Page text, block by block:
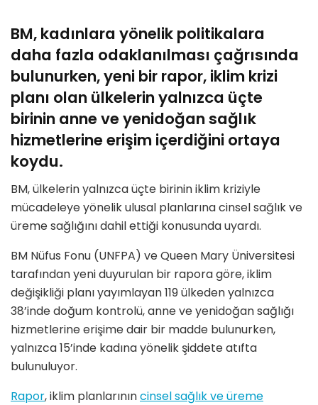
BM, kadınlara yönelik politikalara
daha fazla odaklanılması çağrısında
bulunurken, yeni birrapor, iklim krizi
planı olan ülkelerin yalnızca üçte
birinin anne ve yenidoğan sağlık
hizmetlerine erişim içerdiğini ortaya
koydu.
BM, ülkelerin yalnızca üçte birinin iklim kriziyle
mücadeleye yönelik ulusal planlarına cinsel sağlık ve
üreme sağlığını dahil ettiği konusunda uyardı.
BM Nüfus Fonu (UNFPA) ve Queen Mary Üniversitesi
tarafından yeni duyurulan bir rapora göre, iklim
değişikliği planı yayımlayan 119 ülkeden yalnızca
38’inde doğum kontrolü, anne ve yenidoğan sağlığı
hizmetlerine erişime dair bir madde bulunurken,
yalnızca 15’inde kadına yönelik şiddete atıfta
bulunuluyor.
Rapor, iklim planlarınıncinsel sağlık ve üreme